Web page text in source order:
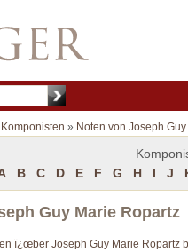
» Noten von Joseph
B C D E F G H I J
Guy Marie Ropartz
ï¿œber Joseph Guy Marie Ropartz